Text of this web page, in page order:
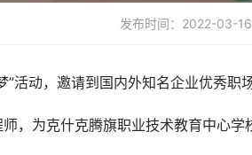
发布时间：2022-03-16
活动，邀请到国内外知名企业优秀职
，为克什克腾旗职业技术教育中心学